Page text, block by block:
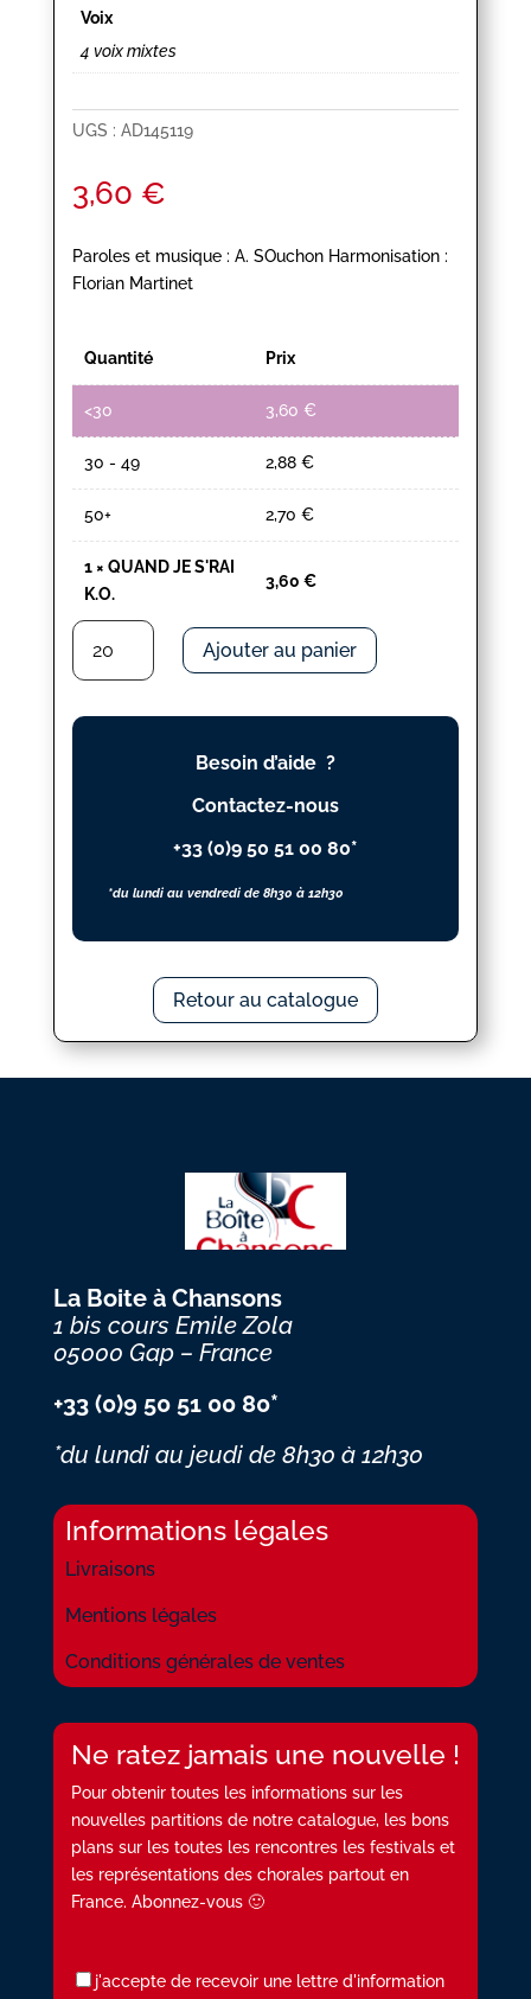
Voix
4 voix mixtes
UGS : AD145119
3,60 €
Paroles et musique : A. SOuchon Harmonisation :
Florian Martinet
Quantité Prix
<30 3,60 €
30 - 49 2,88 €
50+ 2,70 €
1× QUAND JE S'RAI
K.O.
3,60 €
quantité
QUAND
JE
Ajouter au panier
Besoin d’aide ?
Contactez-nous
+33 (0)9 50 51 00 80*
*du lundi au vendredi de 8h30 à 12h30
Retour au catalogue
La Boite à Chansons
1 bis cours Emile Zola
05000 Gap – France
+33 (0)9 50 51 00 80*
*du lundi au jeudi de 8h30 à 12h30
Informations légales
Livraisons
Mentions légales
Conditions générales de ventes
Ne ratez jamais une nouvelle !
Pour obtenir toutes les informations sur les
nouvelles partitions de notre catalogue, les bons
plans sur les toutes les rencontres les festivals et
les représentations des chorales partout en
France. Abonnez-vous 🙂
j'accepte de recevoir une lettre d'information